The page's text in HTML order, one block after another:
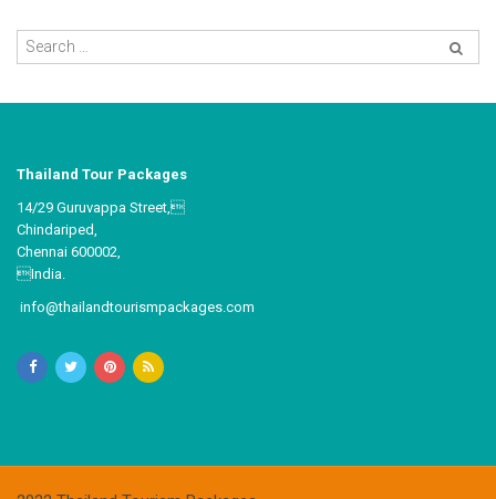
Thailand Tour Packages
14/29 Guruvappa Street,
Chindariped,
Chennai 600002,
India.
info@thailandtourismpackages.com